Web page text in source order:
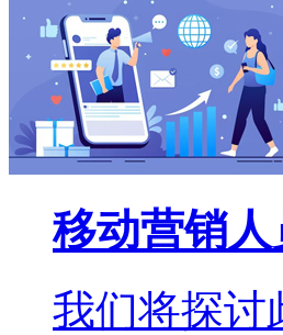
移动营销
我们将探讨